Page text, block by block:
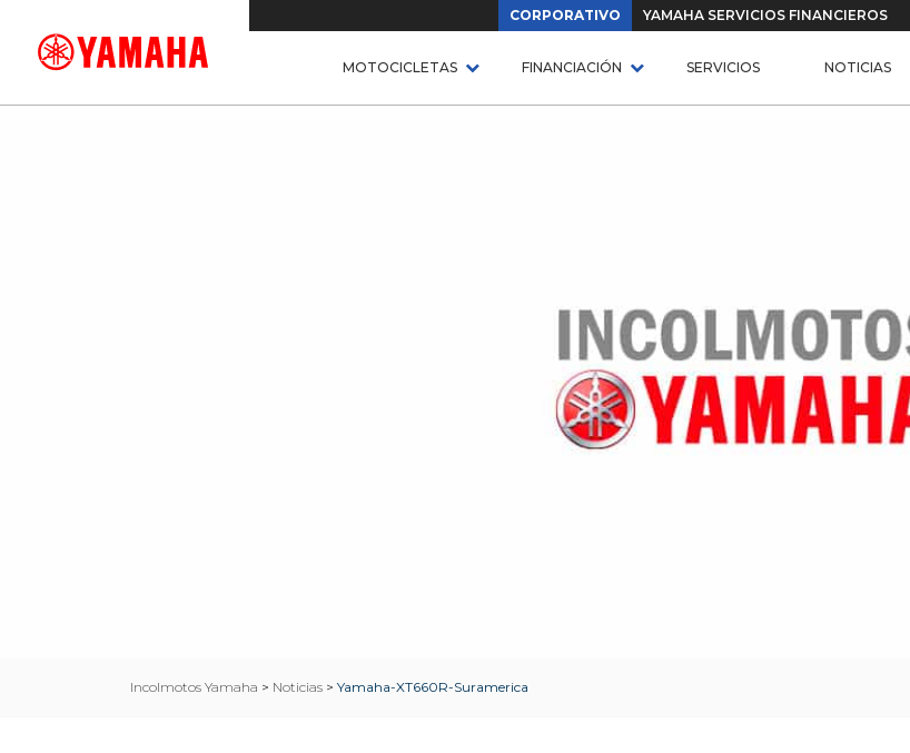
CORPORATIVO YAMAHA SERVICIOS FINANCIEROS
MOTOCICLETAS FINANCIACIÓN SERVICIOS NOTICIAS
Incolmotos Yamaha > Noticias > Yamaha-XT660R-Suramerica